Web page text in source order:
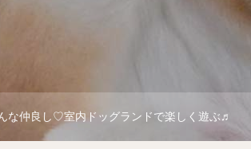
な仲良し♡室内ドッグランドで楽しく遊ぶ♬